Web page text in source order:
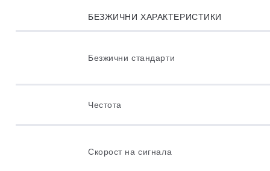
БЕЗЖИЧНИ ХАРАКТЕРИСТИКИ
Безжични стандарти
Честотa
Скорост на сигнала